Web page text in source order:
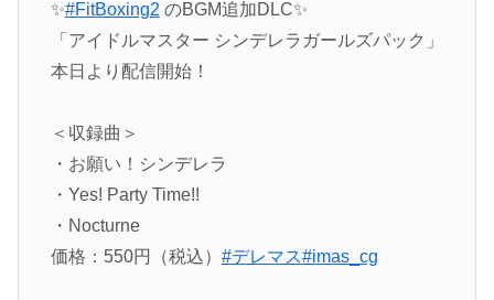
✨#FitBoxing2 のBGM追加DLC✨
「アイドルマスター シンデレラガールズパック」
本日より配信開始！
＜収録曲＞
・お願い！シンデレラ
・Yes! Party Time!!
・Nocturne
価格：550円（税込） #デレマス#imas_cg